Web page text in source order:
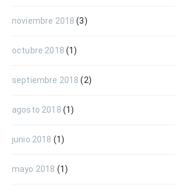
noviembre 2018 (3)
octubre 2018 (1)
septiembre 2018 (2)
agosto 2018 (1)
junio 2018 (1)
mayo 2018 (1)